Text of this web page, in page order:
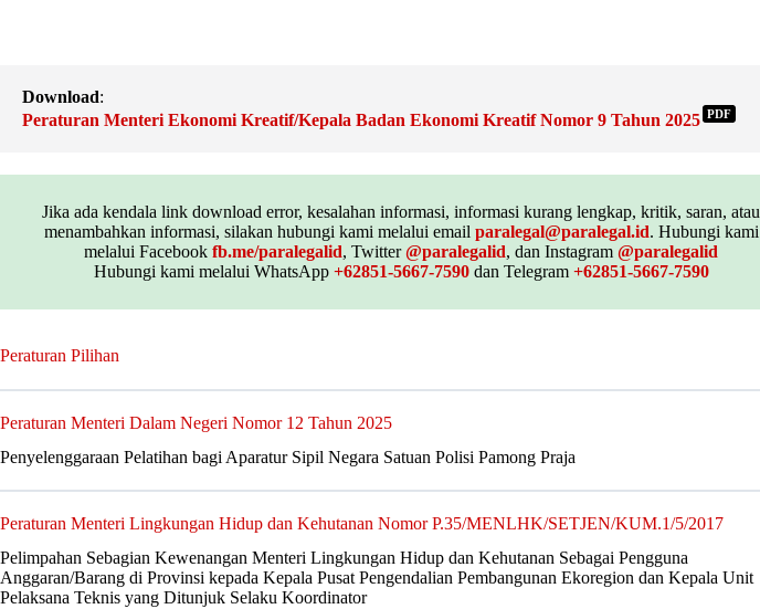
Download:
Peraturan Menteri Ekonomi Kreatif/Kepala Badan Ekonomi Kreatif Nomor 9 Tahun 2025 PDF
Jika ada kendala link download error, kesalahan informasi, informasi kurang lengkap, kritik, saran, atau
menambahkan informasi, silakan hubungi kami melalui email paralegal@paralegal.id. Hubungi kami
melalui Facebook fb.me/paralegalid, Twitter@paralegalid, dan Instagram @paralegalid
Hubungi kami melalui WhatsApp +62851-5667-7590dan Telegram +62851-5667-7590
Peraturan Pilihan
Peraturan Menteri Dalam Negeri Nomor 12 Tahun 2025
Penyelenggaraan Pelatihan bagi Aparatur Sipil Negara Satuan Polisi Pamong Praja
Peraturan Menteri Lingkungan Hidup dan Kehutanan Nomor P.35/MENLHK/SETJEN/KUM.1/5/2017
Pelimpahan Sebagian Kewenangan Menteri Lingkungan Hidup dan Kehutanan Sebagai Pengguna
Anggaran/Barang di Provinsi kepada Kepala Pusat Pengendalian Pembangunan Ekoregion dan Kepala Unit
Pelaksana Teknis yang Ditunjuk Selaku Koordinator